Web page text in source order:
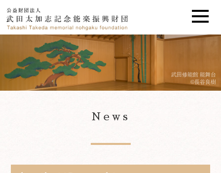
武田修能館 能舞台
©長谷良樹
News